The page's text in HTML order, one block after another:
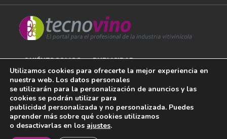
QUIÉNES SOMOS PUBLICIDAD
AVISO LEGAL
POLÍTICA DE COOKIES
POLÍTICA DE PRIVACIDAD
Utilizamos cookies para ofrecerte la mejor experiencia en
nuestra web. Los datos personales
se utilizarán para la personalización de anuncios y las
cookies se podrán utilizar para
publicidad personalizada y no personalizada. Puedes
aprender más sobre qué cookies utilizamos
o desactivarlas en los ajustes.